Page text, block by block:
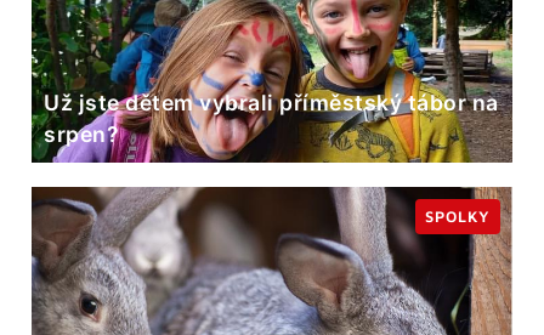
Už jste dětem vybrali příměstský tábor na
srpen?
SPOLKY